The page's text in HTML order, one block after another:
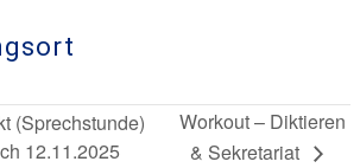
(Sprechstunde)
12.11.2025
Workout – Diktieren
& Sekretariat